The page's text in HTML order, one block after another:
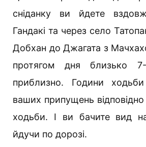
сніданку ви йдете
Гандакі та через село
Добхан до Джагата з
протягом дня близько
приблизно. Години
ваших припущень
ходьби. І ви бачите вид
йдучи по дорозі.